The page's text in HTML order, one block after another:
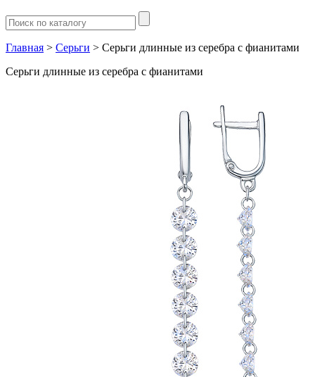
Главная > Серьги > Серьги длинные из серебра с фианитами
Серьги длинные из серебра с фианитами